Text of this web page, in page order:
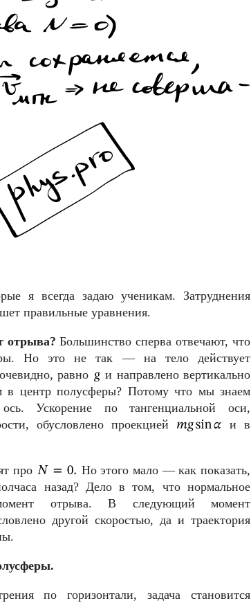
я всегда задаю ученикам. Затруднения
правильные уравнения.
отрыва? Большинство сперва отвечают, что
Но это не так — на тело действует
равно
и направлено вертикально
в центр полусферы? Потому что мы знаем
Ускорение по тангенциальной оси,
обусловлено проекцией
и в
про
Но этого мало — как показать,
назад? Дело в том, что нормальное
отрыва. В следующий момент
другой скоростью, да и траектория
по горизонтали, задача становится